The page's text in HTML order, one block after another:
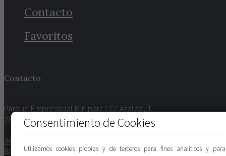
Contacto
Favoritos
Contacto
Parque Empresarial Miniparc l C/ Azalea, 1
28109 – Alcobendas
34 91 650 89 37
Aviso legal,Protección de datosyCookies
Consentimiento de Cookies
Utilizamos cookies propias y de terceros para fines analíticos y para